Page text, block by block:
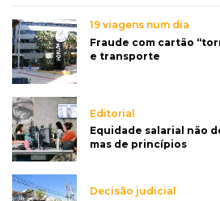
19 viagens num dia
Fraude com cartão
e transporte
Editorial
Equidade salarial não
mas de princípios
Decisão judicial